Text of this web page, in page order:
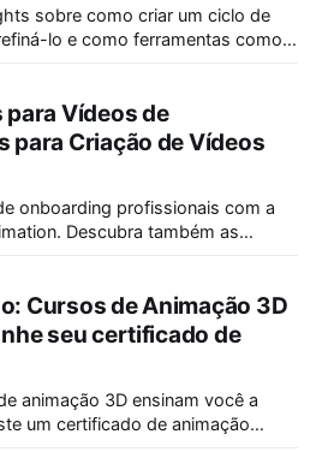
sobre como criar um ciclo de
lo e como ferramentas como a
Vídeos de
para Criação de Vídeos
onboarding profissionais com a
Descubra também as
garantindo que sua mensagem
alvo.
Cursos de Animação 3D
seu certificado de
animação 3D ensinam você a
um certificado de animação